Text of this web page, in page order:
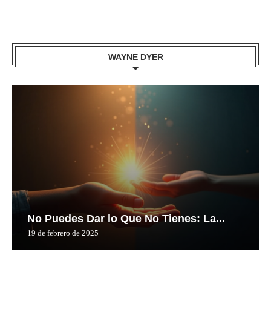
WAYNE DYER
No Puedes Dar lo Que No Tienes: La...
19 de febrero de 2025